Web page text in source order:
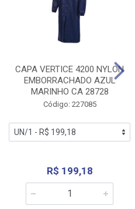
CAPA VERTICE 4200 NYLON
EMBORRACHADO AZUL
MARINHO CA 28728
Código: 227085
R$ 199,18